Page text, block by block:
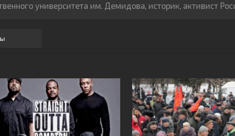
университета им. Демидова, историк, активист